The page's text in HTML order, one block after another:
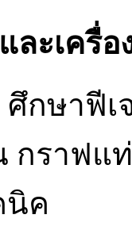
ละเครื่อ
ศึกษาฟี
กราฟแ
นิค